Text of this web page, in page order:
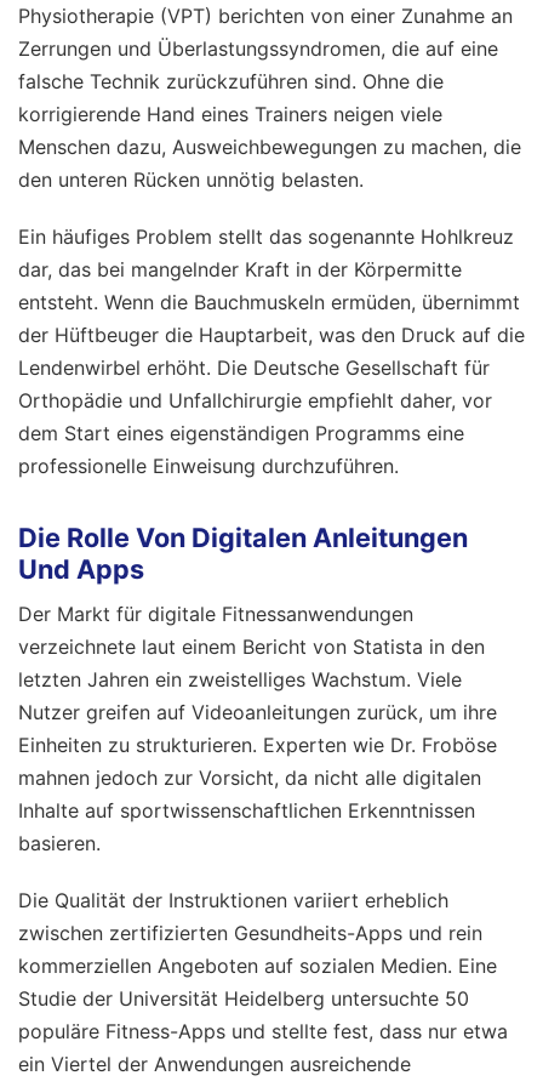
Physiotherapie (VPT) berichten von einer Zunahme an
Zerrungen und Überlastungssyndromen, die auf eine
falsche Technik zurückzuführen sind. Ohne die
korrigierende Hand eines Trainers neigen viele
Menschen dazu, Ausweichbewegungen zu machen, die
den unteren Rücken unnötig belasten.
Ein häufiges Problem stellt das sogenannte Hohlkreuz
dar, das bei mangelnder Kraft in der Körpermitte
entsteht. Wenn die Bauchmuskeln ermüden, übernimmt
der Hüftbeuger die Hauptarbeit, was den Druck auf die
Lendenwirbel erhöht. Die Deutsche Gesellschaft für
Orthopädie und Unfallchirurgie empfiehlt daher, vor
dem Start eines eigenständigen Programms eine
professionelle Einweisung durchzuführen.
Die Rolle Von Digitalen Anleitungen
Und Apps
Der Markt für digitale Fitnessanwendungen
verzeichnete laut einem Bericht von Statista in den
letzten Jahren ein zweistelliges Wachstum. Viele
Nutzer greifen auf Videoanleitungen zurück, um ihre
Einheiten zu strukturieren. Experten wie Dr. Froböse
mahnen jedoch zur Vorsicht, da nicht alle digitalen
Inhalte auf sportwissenschaftlichen Erkenntnissen
basieren.
Die Qualität der Instruktionen variiert erheblich
zwischen zertifizierten Gesundheits-Apps und rein
kommerziellen Angeboten auf sozialen Medien. Eine
Studie der Universität Heidelberg untersuchte 50
populäre Fitness-Apps und stellte fest, dass nur etwa
ein Viertel der Anwendungen ausreichende